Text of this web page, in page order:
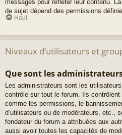
messages pour refléter leur contenu.
de sujet dépend des permissions
Haut
Niveaux d’utilisateurs et
Que sont les
Les administrateurs sont les
contrôle sur tout le forum. Ils
comme les permissions, le
d’utilisateurs ou de modérateurs, etc.,
fondateur du forum a attribuées aux
aussi avoir toutes les capacités de